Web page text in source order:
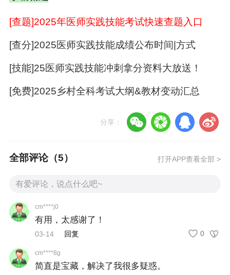
四、领取方式：
1.单位领取。领取人持单位介绍信及领取人的身
件和授权委托书办理领取。
资料上传要求
【全攻略】2025年医师资格证书电子化注册，收
藏本篇就够了！
[查题]2025年医师实践技能考试快速查题入口
[查分]2025医师实践技能成绩公布时间|方式
[技能]25医师实践技能冲刺拿分资料大放送！
[免费]2025乡村全科考试大纲&教材变动汇总
分享：
全部评论（5） 打开APP查看全部 >
cm****j0
有用，太感谢了！
03-14 回复 0
cm****8g
简直是宝藏，解决了我很多疑惑。